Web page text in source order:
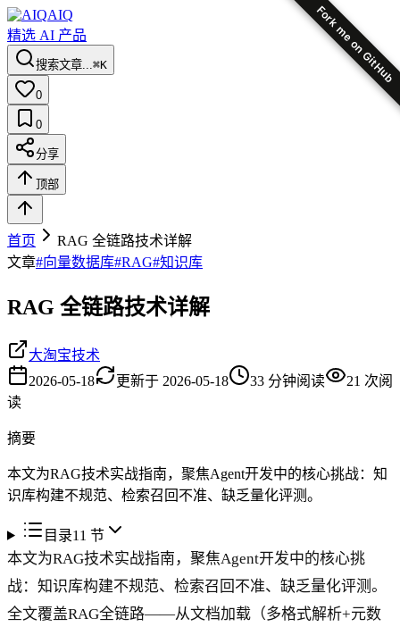
Fork me on GitHub
AIQ
精选 AI 产品
搜索文章...⌘K
0
0
分享
顶部
首页
RAG 全链路技术详解
文章#向量数据库#RAG#知识库
RAG 全链路技术详解
大淘宝技术
2026-05-18
更新于 2026-05-18 33 分钟阅读 21 次阅
读
摘要
本文为RAG技术实战指南，聚焦Agent开发中的核心挑战：知
识库构建不规范、检索召回不准、缺乏量化评测。
目录11 节
本文为RAG技术实战指南，聚焦Agent开发中的核心挑
战：知识库构建不规范、检索召回不准、缺乏量化评测。
全文覆盖RAG全链路——从文档加载（多格式解析+元数